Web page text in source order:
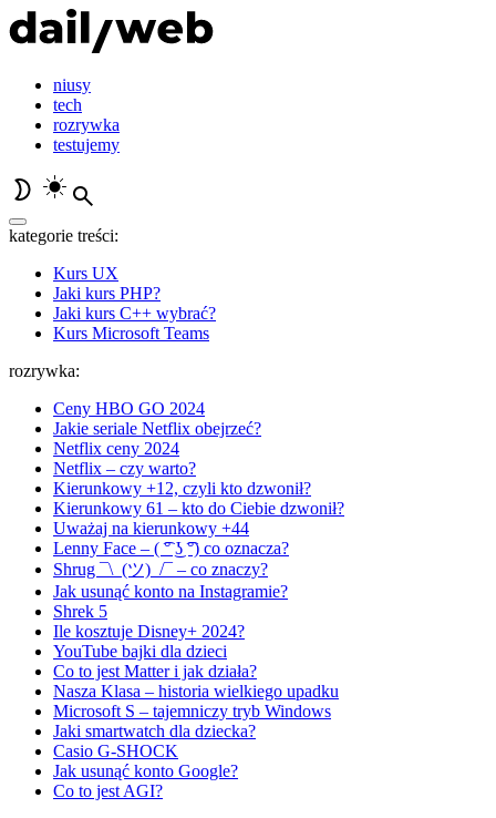
niusy
tech
rozrywka
testujemy
kategorie treści:
Kurs UX
Jaki kurs PHP?
Jaki kurs C++ wybrać?
Kurs Microsoft Teams
rozrywka:
Ceny HBO GO 2024
Jakie seriale Netflix obejrzeć?
Netflix ceny 2024
Netflix – czy warto?
Kierunkowy +12, czyli kto dzwonił?
Kierunkowy 61 – kto do Ciebie dzwonił?
Uważaj na kierunkowy +44
Lenny Face – ( ͡° ͜ʖ ͡°) co oznacza?
Shrug ¯\_(ツ)_/¯ – co znaczy?
Jak usunąć konto na Instagramie?
Shrek 5
Ile kosztuje Disney+ 2024?
YouTube bajki dla dzieci
Co to jest Matter i jak działa?
Nasza Klasa – historia wielkiego upadku
Microsoft S – tajemniczy tryb Windows
Jaki smartwatch dla dziecka?
Casio G-SHOCK
Jak usunąć konto Google?
Co to jest AGI?